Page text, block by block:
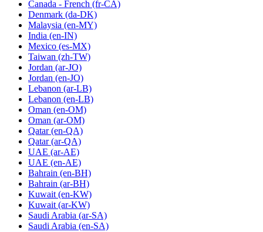
Canada - French (fr-CA)
Denmark (da-DK)
Malaysia (en-MY)
India (en-IN)
Mexico (es-MX)
Taiwan (zh-TW)
Jordan (ar-JO)
Jordan (en-JO)
Lebanon (ar-LB)
Lebanon (en-LB)
Oman (en-OM)
Oman (ar-OM)
Qatar (en-QA)
Qatar (ar-QA)
UAE (ar-AE)
UAE (en-AE)
Bahrain (en-BH)
Bahrain (ar-BH)
Kuwait (en-KW)
Kuwait (ar-KW)
Saudi Arabia (ar-SA)
Saudi Arabia (en-SA)